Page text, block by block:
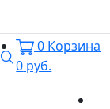
Поиск
0 Корзина
0 руб.